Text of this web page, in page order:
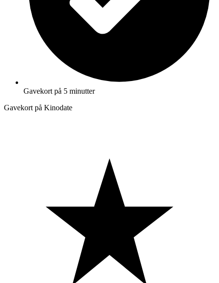
Gavekort på 5 minutter
Gavekort på Kinodate